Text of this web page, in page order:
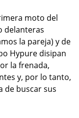
moto del
delanteras
la pareja) y de
Hypure disipan
la frenada,
y, por lo tanto,
de buscar sus